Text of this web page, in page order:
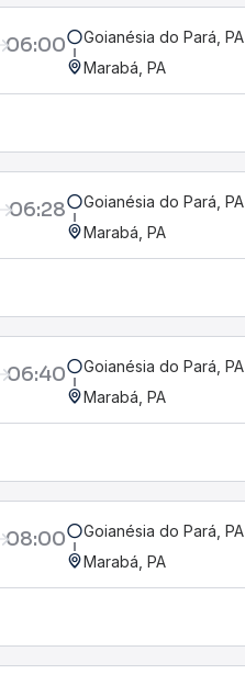
06:00
Goianésia do Pará, PA
Marabá, PA
06:28
Goianésia do Pará, PA
Marabá, PA
06:40
Goianésia do Pará, PA
Marabá, PA
08:00
Goianésia do Pará, PA
Marabá, PA